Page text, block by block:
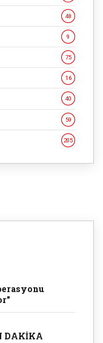
48
9
75
16
40
59
205
DAKİKA